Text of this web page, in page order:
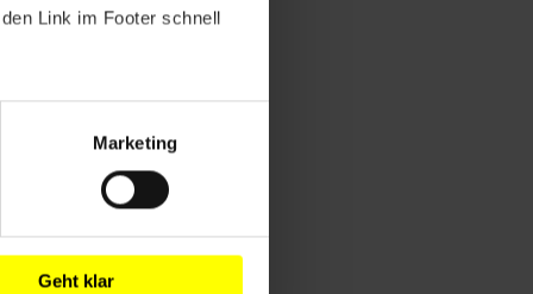
Link im Footer schnell
Marketing
Geht klar